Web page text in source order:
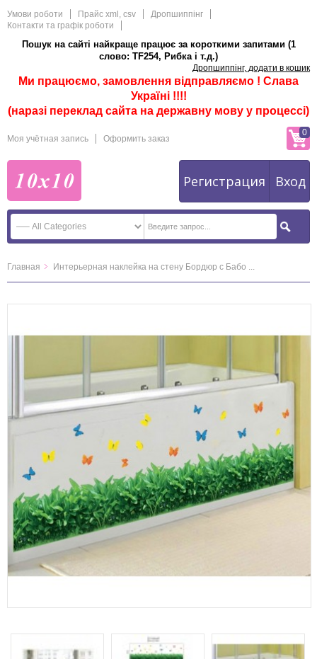
Умови роботи Прайс xml, csv
Дропшиппінг
Контакти та графік роботи
Пошук на сайті найкраще працює за короткими запитами (1
слово: TF254, Рибка і т.д.)
Дропшиппінг, додати в кошик
Ми працюємо, замовлення відправляємо ! Слава
Україні !!!!
(наразі переклад сайта на державну мову у процессі)
Моя учётная запись Оформить заказ
Регистрация Вход
0
Главная Интерьерная наклейка на стену Бордюр с Бабо ...